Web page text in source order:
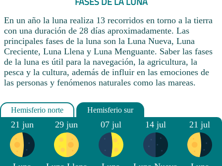
En un año la luna realiza 13 recorridos en torno a la tierra
con una duración de 28 días aproximadamente. Las
principales fases de la luna son la Luna Nueva, Luna
Creciente, Luna Llena y Luna Menguante. Saber las fases
de la luna es útil para la navegación, la agricultura, la
pesca y la cultura, además de influir en las emociones de
las personas y fenómenos naturales como las mareas.
21 jun 29 jun 07 jul 14 jul 21 jul